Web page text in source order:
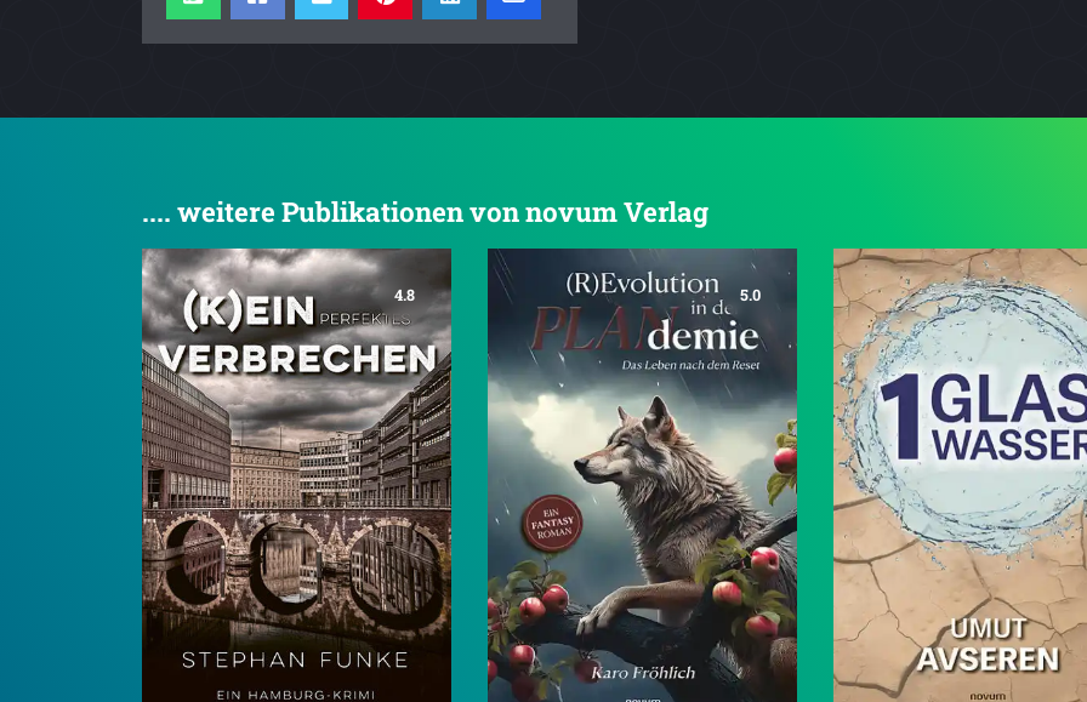
.... weitere Publikationen von novum Verlag
4.8 5.0